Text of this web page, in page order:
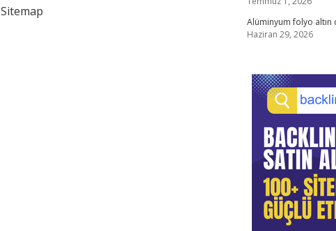
Sitemap
Alüminyum folyo
Haziran 29, 2026